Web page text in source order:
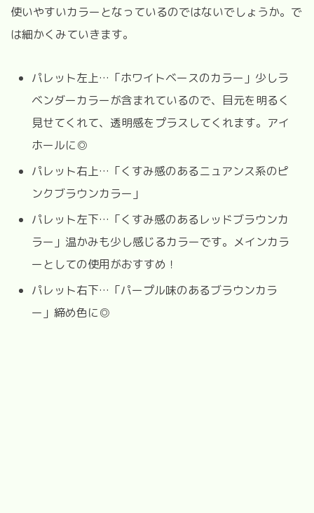
使いやすいカラーとなっているのではないでしょうか。で
は細かくみていきます。
パレット左上…「ホワイトベースのカラー」少しラ
ベンダーカラーが含まれているので、目元を明るく
見せてくれて、透明感をプラスしてくれます。アイ
ホールに◎
パレット右上…「くすみ感のあるニュアンス系のピ
ンクブラウンカラー」
パレット左下…「くすみ感のあるレッドブラウンカ
ラー」温かみも少し感じるカラーです。メインカラ
ーとしての使用がおすすめ！
パレット右下…「パープル味のあるブラウンカラ
ー」締め色に◎